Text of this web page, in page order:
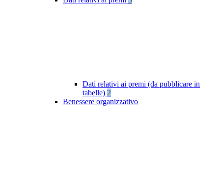
Dati relativi ai premi (da pubblicare in
tabelle) 2
Benessere organizzativo